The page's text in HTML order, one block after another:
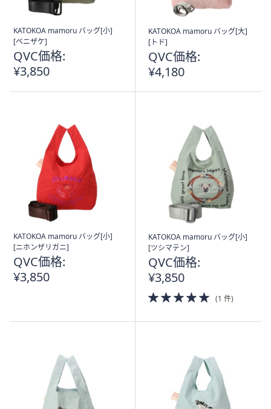
KATOKOA mamoru バッグ[小]
[ベニザケ]
QVC価格:
¥3,850
KATOKOA mamoru バッグ[大]
[トド]
QVC価格:
¥4,180
KATOKOA mamoru バッグ[小]
[ニホンザリガニ]
QVC価格:
¥3,850
KATOKOA mamoru バッグ[小]
[ツシマテン]
QVC価格:
¥3,850
5.0
of
(1 件)